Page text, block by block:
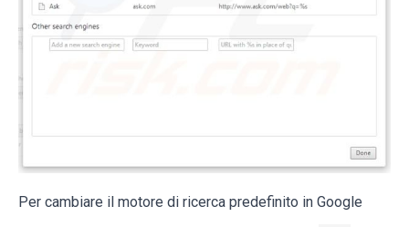
Per cambiare il motore di ricerca predefinito in Google